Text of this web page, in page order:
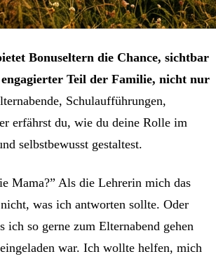
Bonuseltern die Chance, sichtbar
Teil der Familie, nicht nur
Schulaufführungen,
erfährst du, wie du deine Rolle im
selbstbewusst gestaltest.
Mama?” Als die Lehrerin mich das
was ich antworten sollte. Oder
ich so gerne zum Elternabend gehen
war. Ich wollte helfen, mich